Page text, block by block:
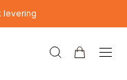
levering